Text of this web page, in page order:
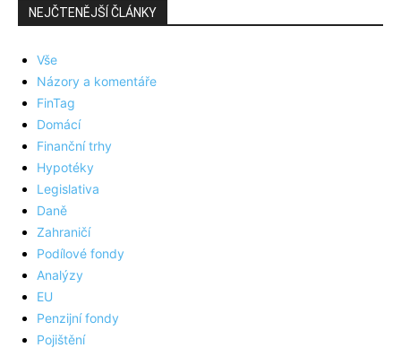
NEJČTENĚJŠÍ ČLÁNKY
Vše
Názory a komentáře
FinTag
Domácí
Finanční trhy
Hypotéky
Legislativa
Daně
Zahraničí
Podílové fondy
Analýzy
EU
Penzijní fondy
Pojištění